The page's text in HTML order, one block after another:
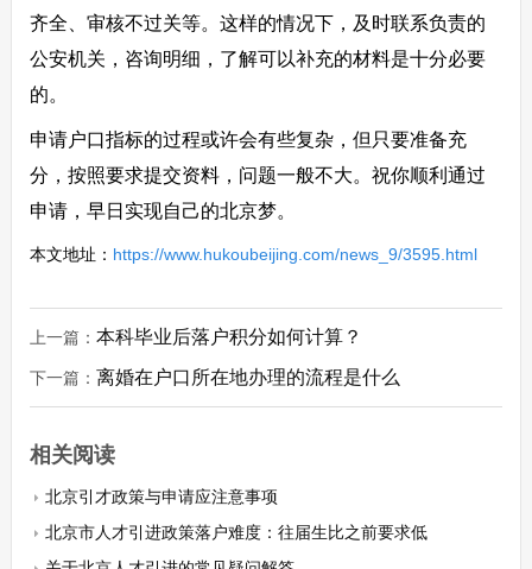
齐全、审核不过关等。这样的情况下，及时联系负责的
公安机关，咨询明细，了解可以补充的材料是十分必要
的。
申请户口指标的过程或许会有些复杂，但只要准备充
分，按照要求提交资料，问题一般不大。祝你顺利通过
申请，早日实现自己的北京梦。
本文地址： https://www.hukoubeijing.com/news_9/3595.html
上一篇： 本科毕业后落户积分如何计算？
下一篇： 离婚在户口所在地办理的流程是什么
相关阅读
北京引才政策与申请应注意事项
北京市人才引进政策落户难度：往届生比之前要求低